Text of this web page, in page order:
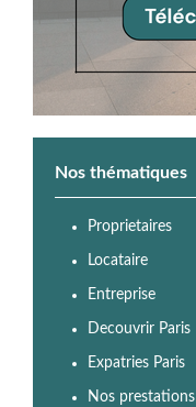
Nos thématiques
Proprietaires
Locataire
Entreprise
Decouvrir Paris
Expatries Paris
Nos prestations